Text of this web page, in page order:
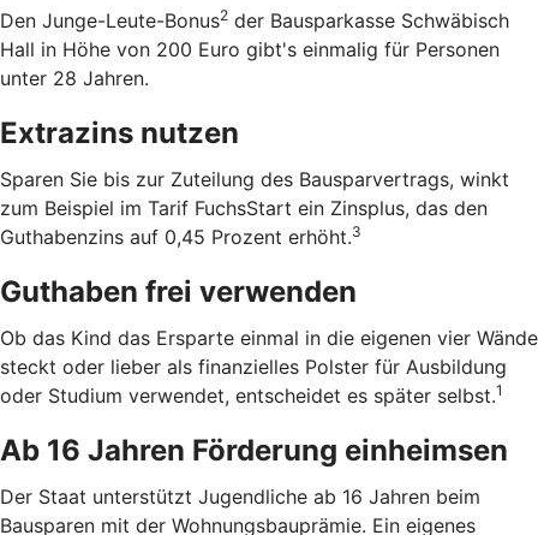
Den Junge-Leute-Bonus2 der Bausparkasse Schwäbisch
Hall in Höhe von 200 Euro gibt's einmalig für Personen
unter 28 Jahren.
Extrazins nutzen
Sparen Sie bis zur Zuteilung des Bausparvertrags, winkt
zum Beispiel im Tarif FuchsStart ein Zinsplus, das den
Guthabenzins auf 0,45 Prozent erhöht.3
Guthaben frei verwenden
Ob das Kind das Ersparte einmal in die eigenen vier Wände
steckt oder lieber als finanzielles Polster für Ausbildung
oder Studium verwendet, entscheidet es später selbst.1
Ab 16 Jahren Förderung einheimsen
Der Staat unterstützt Jugendliche ab 16 Jahren beim
Bausparen mit der Wohnungsbauprämie. Ein eigenes